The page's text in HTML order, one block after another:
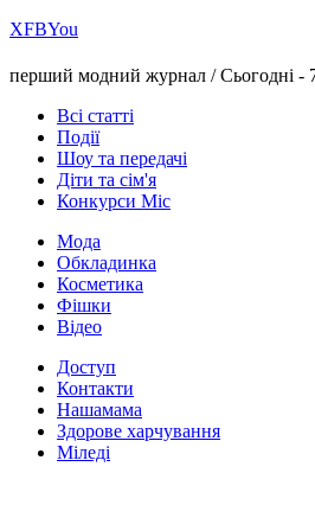
ХFBYou
перший модний журнал /Сьогодні -
Всі статті
Події
Шоу та передачі
Діти та сім'я
Конкурси Міс
Мода
Обкладинка
Косметика
Фішки
Відео
Доступ
Контакти
Нашамама
Здорове харчування
Міледі